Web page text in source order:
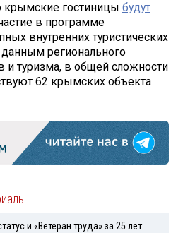
крымские гостиницы будут
в программе
внутренних туристических
регионального
и туризма, в общей сложности
62 крымских объекта
и «Ветеран труда» за 25 лет